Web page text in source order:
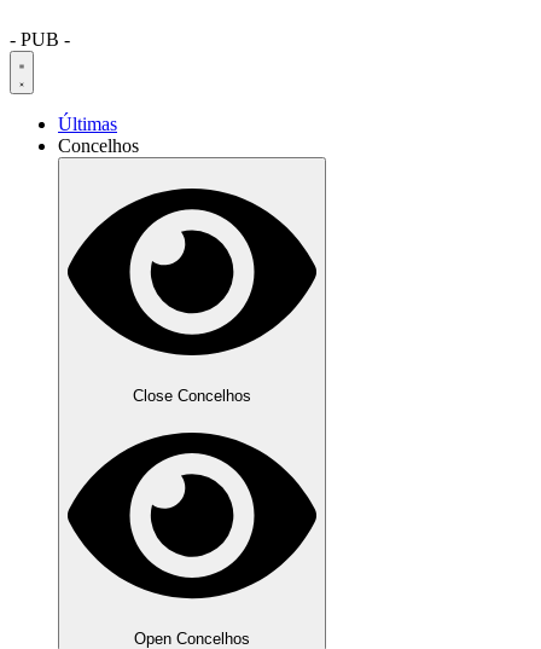
- PUB -
Últimas
Concelhos
Close Concelhos
Open Concelhos